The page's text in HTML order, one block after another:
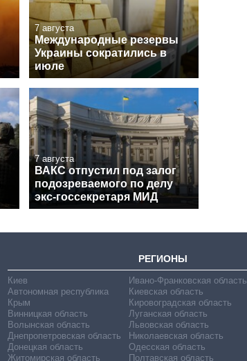
7 августа
Международные резервы
Украины сократились в
июле
7 августа
ВАКС отпустил под залог
подозреваемого по делу
экс-госсекретаря МИД
РЕГИОНЫ
Киев
Автономная республика
Крым
Винницкая область
Волынская область
Днепропетровская область
Донецкая область
Житомирская область
Ивано-Франковская область
Киевская область
Кировоградская область
Луганская область
Львовская область
Николаевская область
Одесская область
Полтавская область